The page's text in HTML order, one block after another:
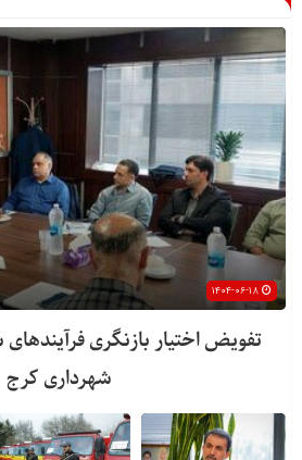
تفویض اختیار بازنگری
شهرداری کرج